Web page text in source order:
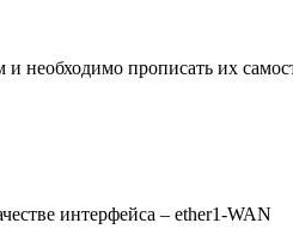
необходимо прописать их
интерфейса – ether1-WAN